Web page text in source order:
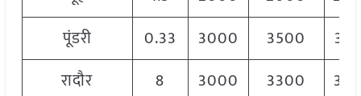
पूंडरी
0.33 3000 3500
रादौर
8 3000 3300